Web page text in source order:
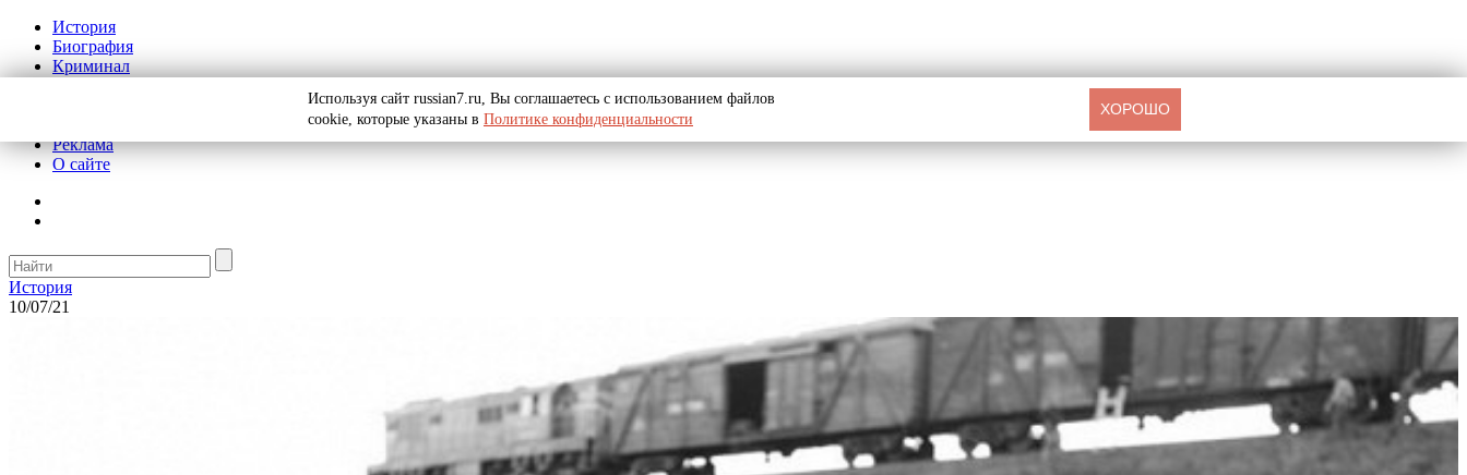
История
Биография
Криминал
Реклама
О сайте
История
10/07/21
Используя сайт russian7.ru, Вы соглашаетесь с использованием файлов
cookie, которые указаны в Политике конфиденциальности
ХОРОШО